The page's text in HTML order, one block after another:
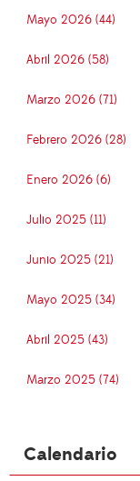
Mayo 2026 (44)
Abril 2026 (58)
Marzo 2026 (71)
Febrero 2026 (28)
Enero 2026 (6)
Julio 2025 (11)
Junio 2025 (21)
Mayo 2025 (34)
Abril 2025 (43)
Marzo 2025 (74)
Calendario